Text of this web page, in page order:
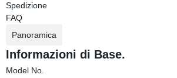
Spedizione
FAQ
Panoramica
Informazioni di Base.
Model No.